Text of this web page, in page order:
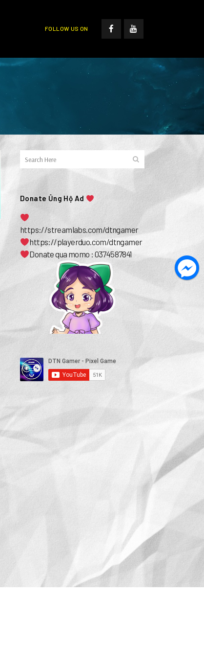
FOLLOW US ON
Donate Ủng Hộ Ad
https://streamlabs.com/dtngamer
https://playerduo.com/dtngamer
Donate qua momo : 0374587841